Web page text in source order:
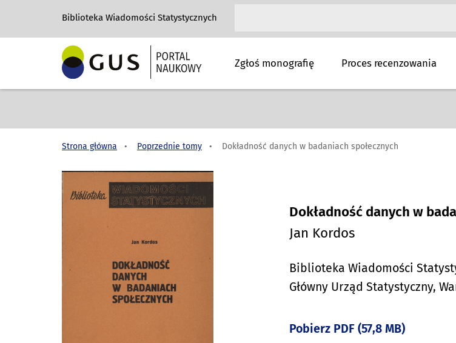
Biblioteka Wiadomości Statystycznych
Zgłoś monografię Proces recenzowania
Strona główna Poprzednie tomy Dokładność danych w badaniach społecznych
Dokładność danych w
Jan Kordos
Biblioteka Wiadomości
Główny Urząd Statystyczny,
Pobierz PDF (57,8 MB)